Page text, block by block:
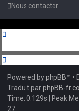
Nous contacter
Powered byphpBB™ •
Traduit parphpBB-
Time: 0.129s | Peak
27